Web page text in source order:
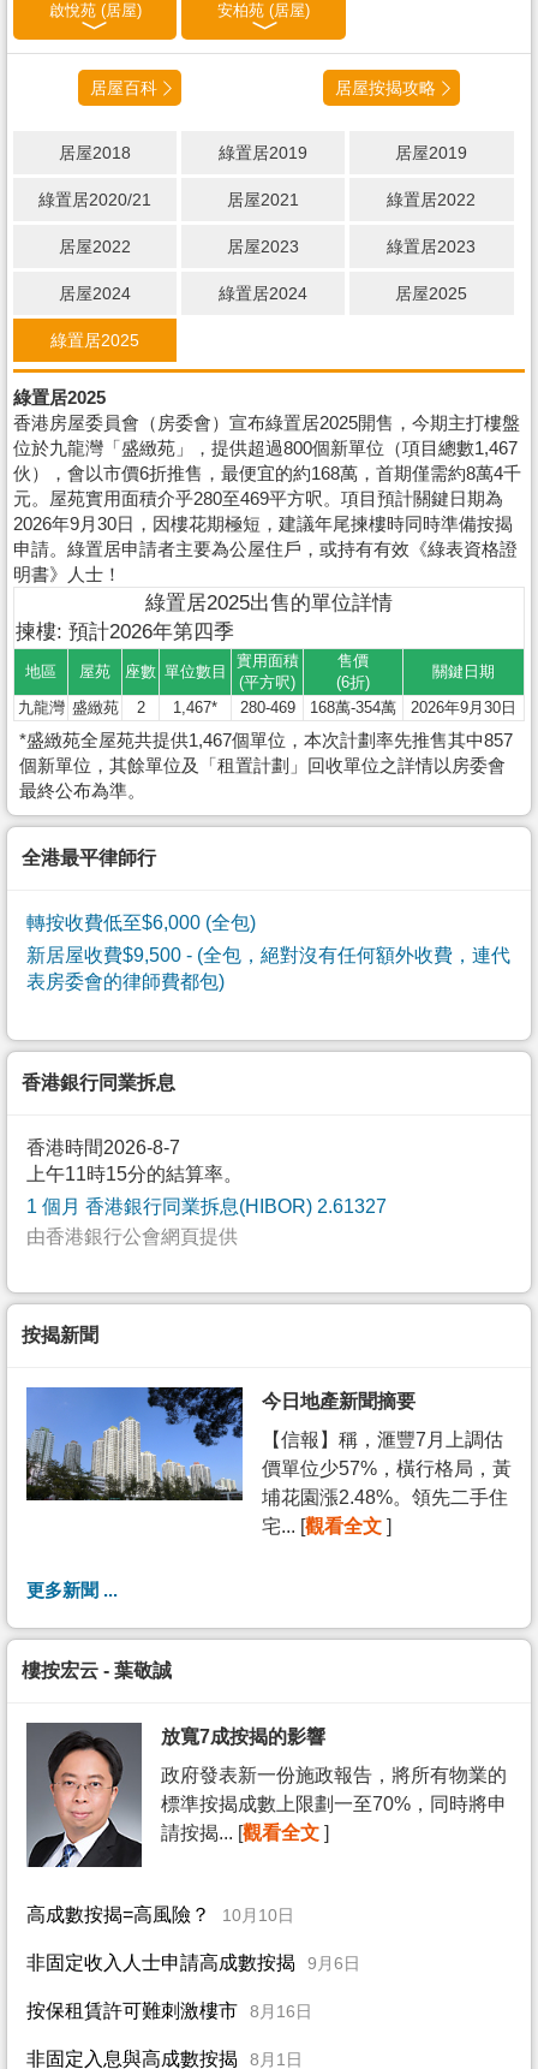
啟悅苑 (居屋) 安柏苑 (居屋)
居屋百科 居屋按揭攻略
居屋2018 綠置居2019 居屋2019
綠置居2020/21 居屋2021 綠置居2022
居屋2022 居屋2023 綠置居2023
居屋2024 綠置居2024 居屋2025
綠置居2025
綠置居2025
香港房屋委員會（房委會）宣布綠置居2025開售，今期主打樓盤
位於九龍灣「盛緻苑」，提供超過800個新單位（項目總數1,467
伙），會以市價6折推售，最便宜的約168萬，首期僅需約8萬4千
元。屋苑實用面積介乎280至469平方呎。項目預計關鍵日期為
2026年9月30日，因樓花期極短，建議年尾揀樓時同時準備按揭
申請。綠置居申請者主要為公屋住戶，或持有有效《綠表資格證
明書》人士！
綠置居2025出售的單位詳情
揀樓: 預計2026年第四季
地區 屋苑 座數 單位數目
實用面積
(平方呎)
售價
(6折)
關鍵日期
九龍灣 盛緻苑 2 1,467* 280-469 168萬-354萬 2026年9月30日
*盛緻苑全屋苑共提供1,467個單位，本次計劃率先推售其中857
個新單位，其餘單位及「租置計劃」回收單位之詳情以房委會
最終公布為準。
全港最平律師行
轉按收費低至$6,000 (全包)
新居屋收費$9,500 - (全包，絕對沒有任何額外收費，連代
表房委會的律師費都包)
香港銀行同業拆息
香港時間2026-8-7
上午11時15分的結算率。
1 個月 香港銀行同業拆息(HIBOR) 2.61327
由香港銀行公會網頁提供
按揭新聞
今日地產新聞摘要
【信報】稱，滙豐7月上調估
價單位少57%，橫行格局，黃
埔花園漲2.48%。領先二手住
宅... [觀看全文 ]
更多新聞 ...
樓按宏云 - 葉敬誠
放寬7成按揭的影響
政府發表新一份施政報告，將所有物業的
標準按揭成數上限劃一至70%，同時將申
請按揭... [觀看全文 ]
高成數按揭=高風險？ 10月10日
非固定收入人士申請高成數按揭 9月6日
按保租賃許可難刺激樓市 8月16日
非固定入息與高成數按揭 8月1日